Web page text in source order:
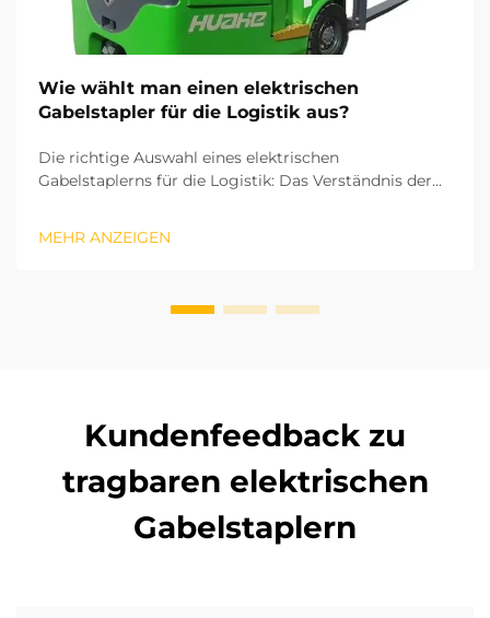
Wie wählt man einen elektrischen
Gabelstapler für die Logistik aus?
Die richtige Auswahl eines elektrischen
Gabelstaplerns für die Logistik: Das Verständnis der
MEHR ANZEIGEN
Kundenfeedback zu
tragbaren elektrischen
Gabelstaplern